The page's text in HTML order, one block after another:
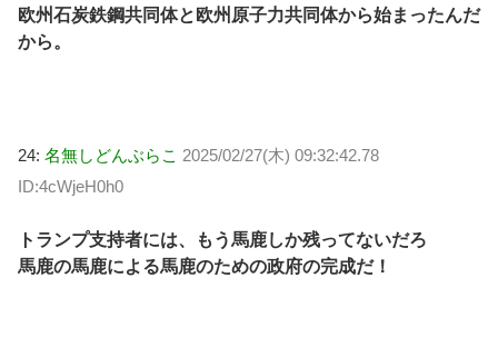
欧州石炭鉄鋼共同体と欧州原子力共同体から始まったんだ
から。
24: 名無しどんぶらこ 2025/02/27(木) 09:32:42.78
ID:4cWjeH0h0
トランプ支持者には、もう馬鹿しか残ってないだろ
馬鹿の馬鹿による馬鹿のための政府の完成だ！